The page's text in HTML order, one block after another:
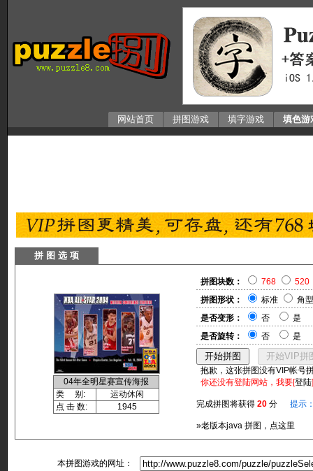
网站首页 拼图游戏 填字游戏 填色游
拼 图 选 项
04年全明星赛宣传海报
类 别:
运动休闲
点 击 数:
1945
拼图块数： 768
520
拼图形状：
标准
角型
是否变形：
否
是
是否旋转：
否 是
抱歉，这张拼图没有VIP帐号
你还没有登陆网站，我要[登陆
完成拼图将获得 20 分 提示
»老版本java 拼图，点这里
本拼图游戏的网址：